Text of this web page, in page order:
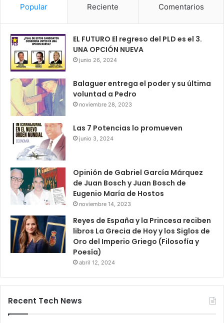
Popular Reciente Comentarios
EL FUTURO El regreso del PLD es el 3.
UNA OPCIÓN NUEVA
junio 26, 2024
Balaguer entrega el poder y su última
voluntad a Pedro
noviembre 28, 2023
Las 7 Potencias lo promueven
junio 3, 2024
Opinión de Gabriel García Márquez
de Juan Bosch y Juan Bosch de
Eugenio María de Hostos
noviembre 14, 2023
Reyes de España y la Princesa reciben
libros La Grecia de Hoy y los Siglos de
Oro del Imperio Griego (Filosofía y
Poesía)
abril 12, 2024
Recent Tech News